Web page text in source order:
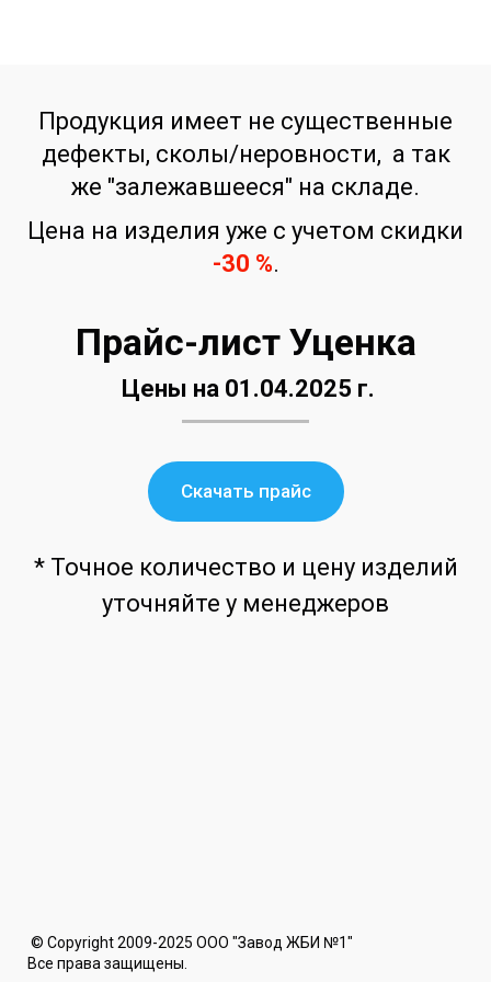
Продукция имеет не существенные
дефекты, сколы/неровности, а так
же "залежавшееся" на складе.
Цена на изделия уже с учетом скидки
-30 %.
Прайс-лист Уценка
Цены на 01.04.2025 г.
Скачать прайс
* Точное количество и цену изделий
уточняйте у менеджеров
© Copyright 2009-2025 ООО "Завод ЖБИ №1"
Все права защищены.